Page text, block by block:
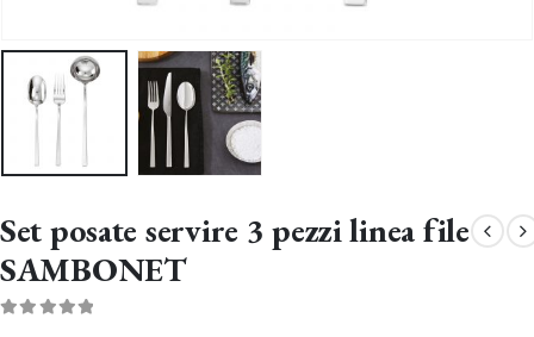
Set posate servire 3 pezzi linea file
SAMBONET